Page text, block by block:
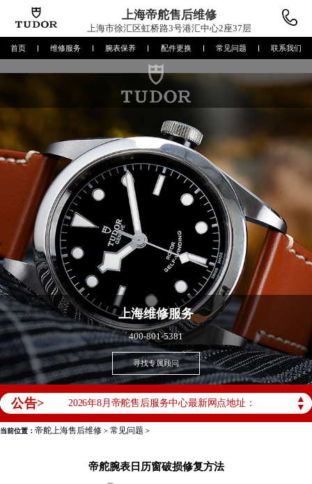
上海帝舵售后维修
上海市徐汇区虹桥路3号港汇中心2座37层
首页 维修服务 腕表保养 配件更换 常见问题 联系我们
上海维修服务
400-801-5381
寻找专属顾问
公告>
2026年帝舵中国区售后服务网络优化升级公告
2026年8月帝舵全国官方售后客户服务热线：400-801-5381
2026年8月帝舵售后服务中心最新网点地址：
北京市东城区东长安街1号王府井东方广场W3座6层602室（需提前预约）
▲
▼
当前位置： 帝舵上海售后维修 > 常见问题 >
帝舵腕表日历窗破损修复方法